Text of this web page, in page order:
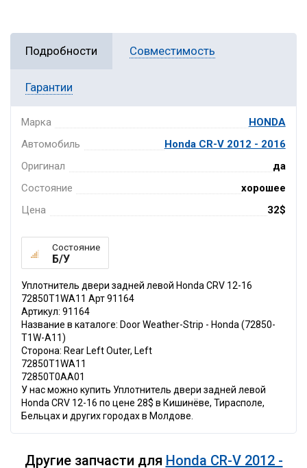
Подробности Совместимость
Гарантии
Марка
HONDA
Автомобиль
Honda CR-V 2012 - 2016
Оригинал
да
Состояние
хорошее
Цена
32$
Состояние
Б/У
Уплотнитель двери задней левой Honda CRV 12-16
72850T1WA11 Арт 91164
Артикул: 91164
Название в каталоге: Door Weather-Strip - Honda (72850-
T1W-A11)
Сторона: Rear Left Outer, Left
72850T1WA11
72850T0AA01
У нас можно купить Уплотнитель двери задней левой
Honda CRV 12-16 по цене 28$ в Кишинёве, Тирасполе,
Бельцах и других городах в Молдове.
Другие запчасти для Honda CR-V 2012 -